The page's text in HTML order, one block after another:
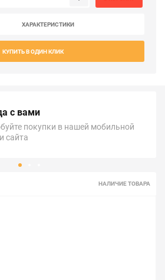
ХАРАКТЕРИСТИКИ
КУПИТЬ В ОДИН КЛИК
с вами
покупки в нашей мобильной
сайта
НАЛИЧИЕ ТОВАРА